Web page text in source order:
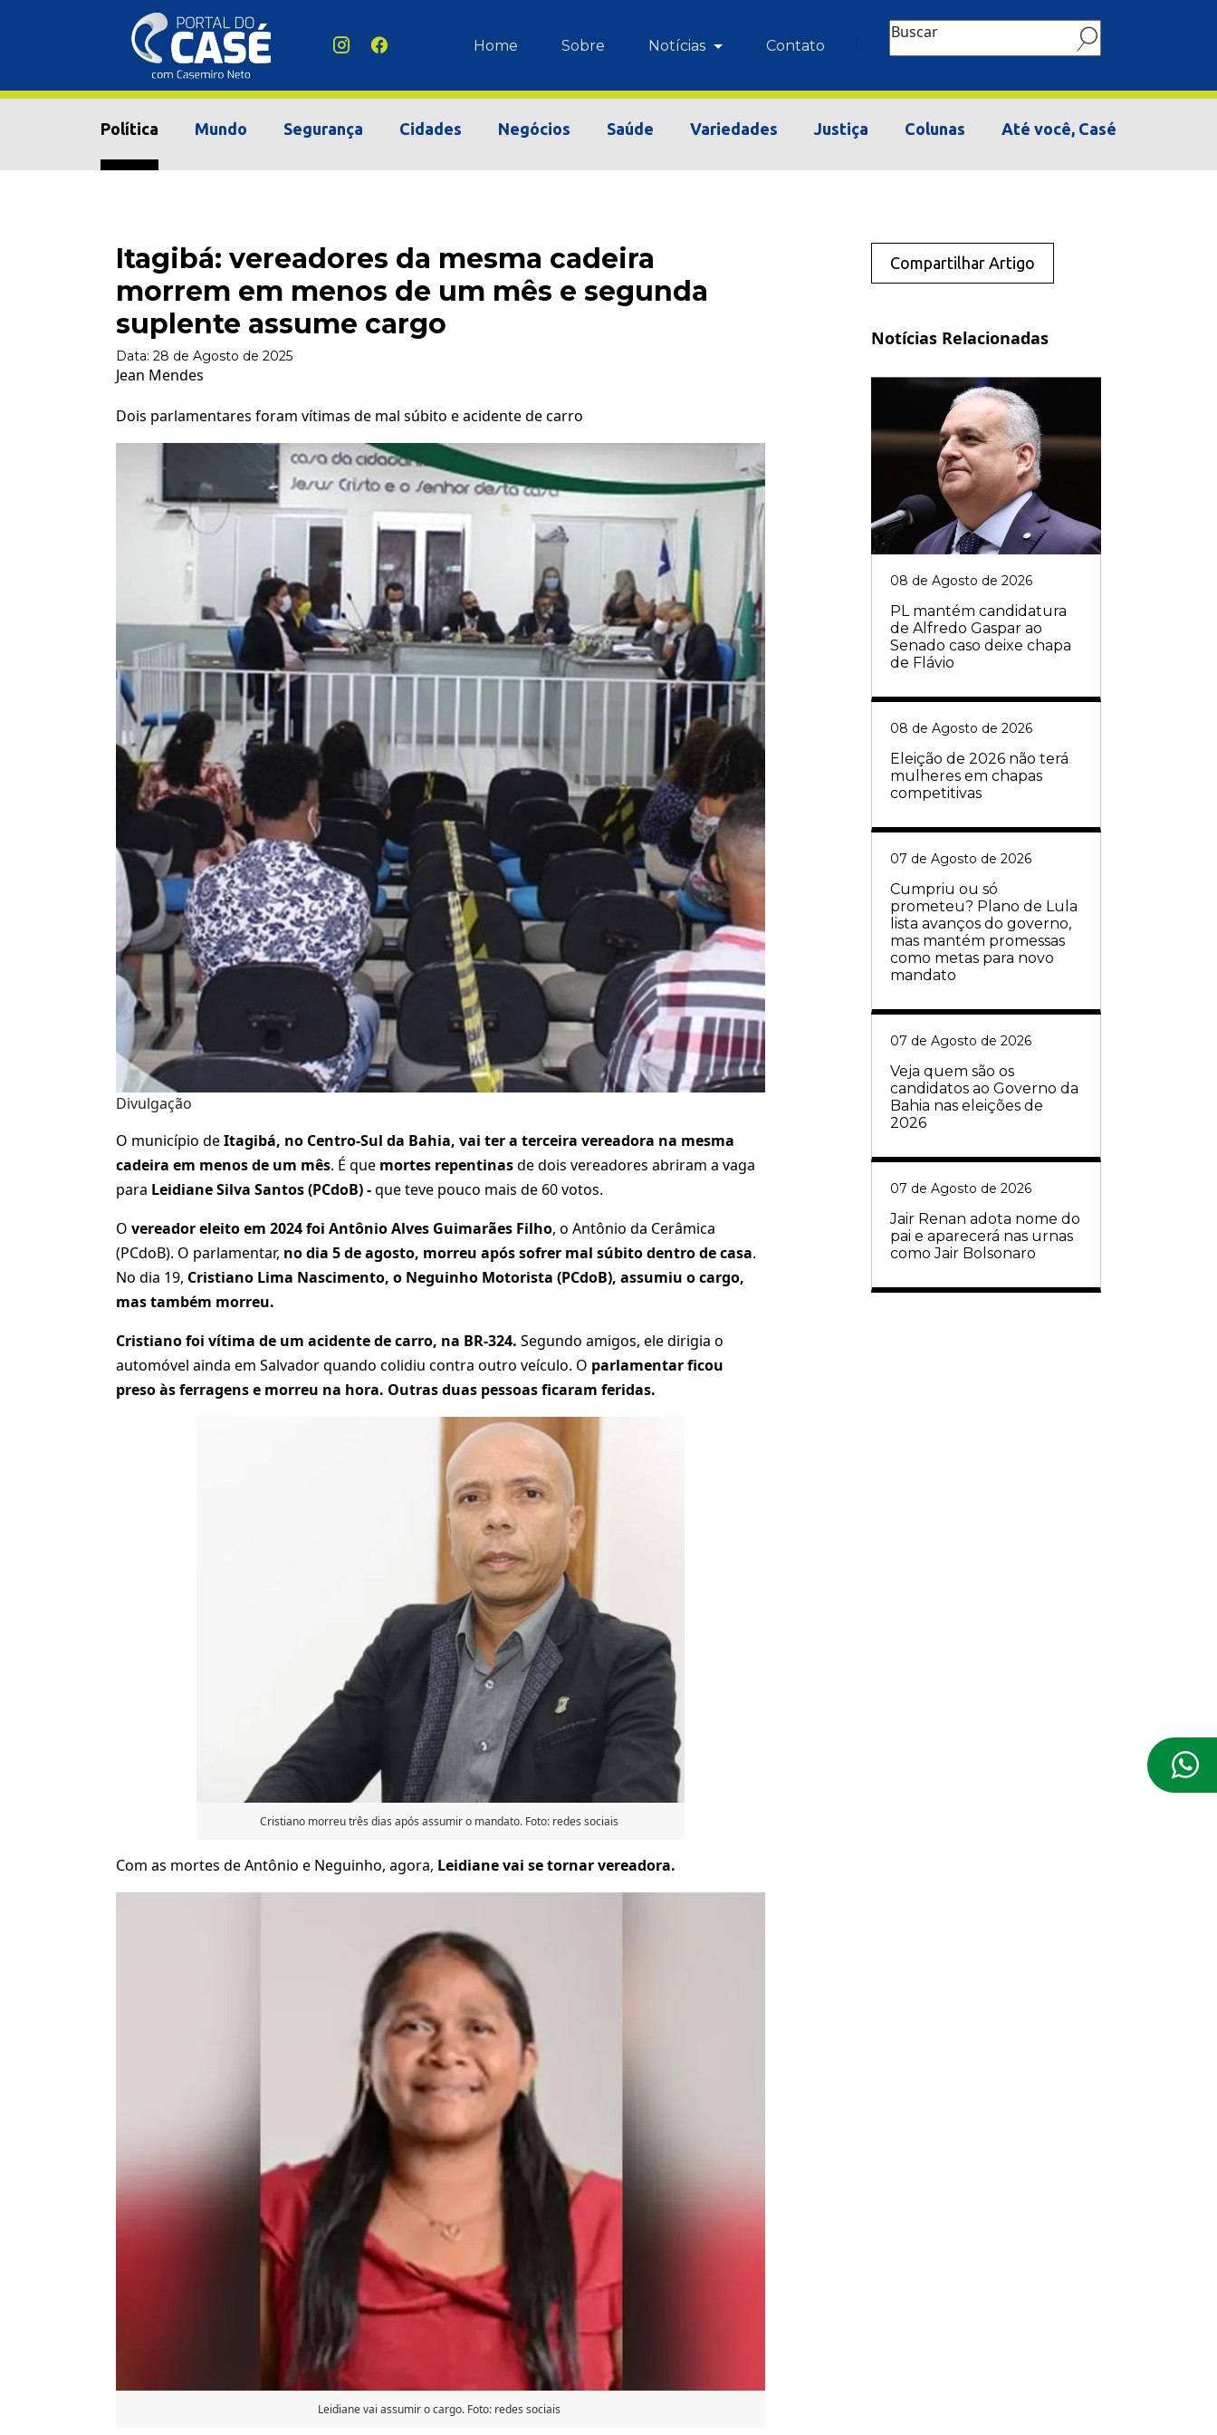
Home Sobre Notícias Contato
Buscar
Política Mundo Segurança Cidades Negócios Saúde Variedades Justiça Colunas Até você, Casé
Itagibá: vereadores da mesma cadeira
morrem em menos de um mês e segunda
suplente assume cargo
Data: 28 de Agosto de 2025
Jean Mendes
Dois parlamentares foram vítimas de mal súbito e acidente de carro
Divulgação
O município deItagibá, no Centro-Sul da Bahia, vai ter a terceira vereadora na mesma
cadeira em menos de um mês. É que mortes repentinasde dois vereadores abriram a vaga
para Leidiane Silva Santos (PCdoB) -que teve pouco mais de 60 votos.
O vereador eleito em 2024 foi Antônio Alves Guimarães Filho, o Antônio da Cerâmica
(PCdoB). O parlamentar, no dia 5 de agosto, morreu após sofrer mal súbito dentro de casa.
No dia 19, Cristiano Lima Nascimento, o Neguinho Motorista (PCdoB), assumiu o cargo,
mas também morreu.
Cristiano foi vítima de um acidente de carro, na BR-324. Segundo amigos, ele dirigia o
automóvel ainda em Salvador quando colidiu contra outro veículo. O parlamentar ficou
preso às ferragens e morreu na hora. Outras duas pessoas ficaram feridas.
Cristiano morreu três dias após assumir o mandato. Foto: redes sociais
Com as mortes de Antônio e Neguinho, agora, Leidiane vai se tornar vereadora.
Leidiane vai assumir o cargo. Foto: redes sociais
Compartilhar Artigo
Notícias Relacionadas
08 de Agosto de 2026
PL mantém candidatura
de Alfredo Gaspar ao
Senado caso deixe chapa
de Flávio
08 de Agosto de 2026
Eleição de 2026 não terá
mulheres em chapas
competitivas
07 de Agosto de 2026
Cumpriu ou só
prometeu? Plano de Lula
lista avanços do governo,
mas mantém promessas
como metas para novo
mandato
07 de Agosto de 2026
Veja quem são os
candidatos ao Governo da
Bahia nas eleições de
2026
07 de Agosto de 2026
Jair Renan adota nome do
pai e aparecerá nas urnas
como Jair Bolsonaro